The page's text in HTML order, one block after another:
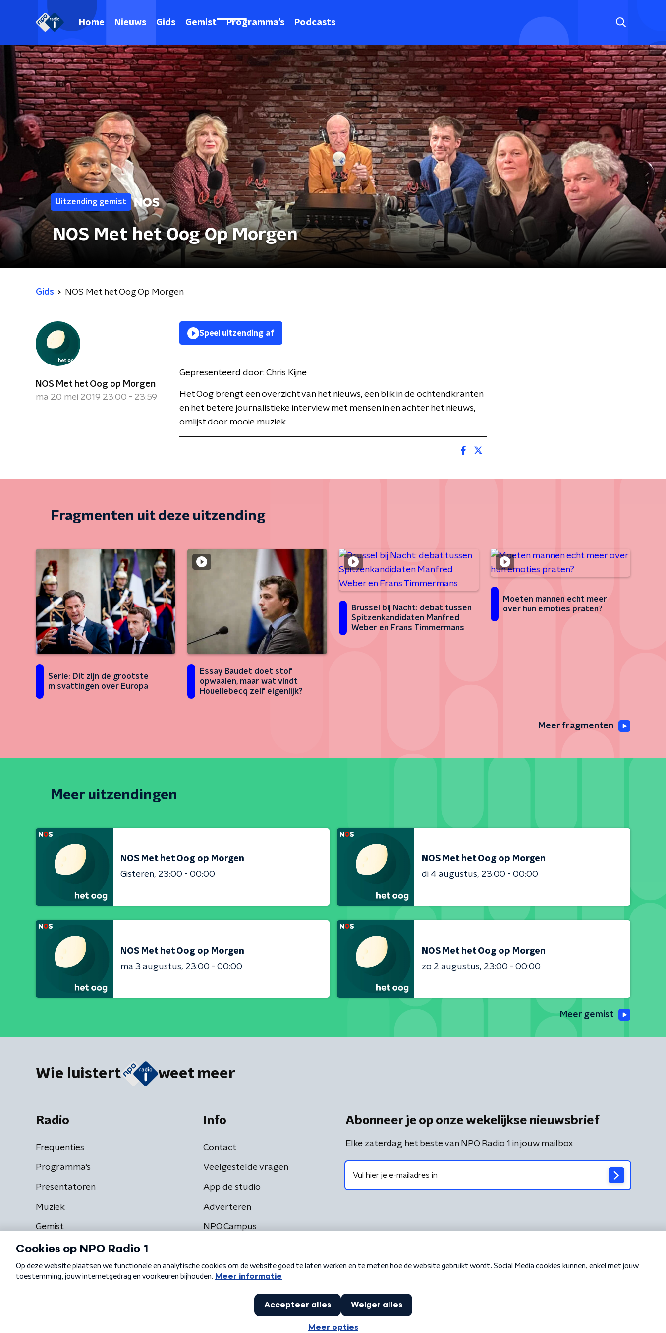
Home Nieuws Gids Gemist Programma's Podcasts
Uitzending gemist
NOS Met het Oog Op Morgen
Gids NOS Met het Oog Op Morgen
NOS Met het Oog op Morgen
ma 20 mei 2019 23:00 - 23:59
Speel uitzending af
Gepresenteerd door: Chris Kijne
Het Oog brengt een overzicht van het nieuws, een blik in de ochtendkranten
en het betere journalistieke interview met mensen in en achter het nieuws,
omlijst door mooie muziek.
Fragmenten uit deze uitzending
Serie: Dit zijn de grootste
misvattingen over Europa
Essay Baudet doet stof
opwaaien, maar wat vindt
Houellebecq zelf eigenlijk?
Brussel bij Nacht: debat tussen
Spitzenkandidaten Manfred
Weber en Frans Timmermans
Moeten mannen echt meer
over hun emoties praten?
Meer fragmenten
Meer uitzendingen
NOS Met het Oog op Morgen
Gisteren 23:00 - 00:00
NOS Met het Oog op Morgen
di 4 augustus 23:00 - 00:00
NOS Met het Oog op Morgen
ma 3 augustus 23:00 - 00:00
NOS Met het Oog op Morgen
zo 2 augustus 23:00 - 00:00
Meer gemist
Wie luistert weet meer
Radio
Frequenties
Programma's
Presentatoren
Muziek
Gemist
Info
Contact
Veelgestelde vragen
App de studio
Adverteren
NPO Campus
Abonneer je op onze wekelijkse nieuwsbrief
Elke zaterdag het beste van NPO Radio 1 in jouw mailbox
Algemene voorwaarden Privacybeleid